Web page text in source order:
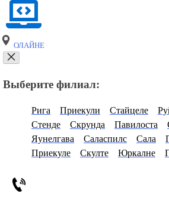
ОЛАЙНЕ
Выберите филиал:
Рига Приекули Стайцеле
Стенде
Скрунда Павилоста
Яунелгава
Саласпилс Сала
Приекуле
Скулте Юркалне